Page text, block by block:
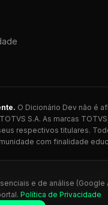
O Dicionário Dev não é
S.A. As marcas
respectivos titulares.
com finalidade
Feito com 💚 para
Ctrl+K
e de análise (Google
Política de Privacidade